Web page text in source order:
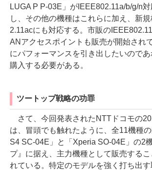
LUGA P P-03E」がIEEE802.11a/b/g/n
し、その他の機種はこれらに加え、新
2.11acにも対応する。市販の
ANアクセスポイントも販売が開始され
にパフォーマンスを引き出したいので
購入する必要がある。
ツートップ戦略の功罪
さて、今回発表されたNTTドコモの
は、冒頭でも触れたように、全11機種
S4 SC-04E」と「Xperia SO-04E」の2
プ』に据え、主力機種として販売する
れている。特定のモデルを強く打ち出